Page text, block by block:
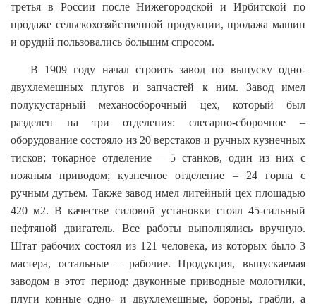
третья в России после Нижегородской и Ирбитской по
продаже сельскохозяйственной продукции, продажа машин
и орудий пользовались большим спросом.
В 1909 году начал строить завод по выпуску одно-
двухлемешных плугов и запчастей к ним. Завод имел
полукустарный механосборочный цех, который был
разделен на три отделения: слесарно-сборочное –
оборудование состояло из 20 верстаков и ручных кузнечных
тисков; токарное отделение – 5 станков, один из них с
ножным приводом; кузнечное отделение – 24 горна с
ручным дутьем. Также завод имел литейный цех площадью
420 м2. В качестве силовой установки стоял 45-сильный
нефтяной двигатель. Все работы выполнялись вручную.
Штат рабочих состоял из 121 человека, из которых было 3
мастера, остальные – рабочие. Продукция, выпускаемая
заводом в этот период: двуконные приводные молотилки,
плуги конные одно- и двухлемешные, бороны, грабли, а